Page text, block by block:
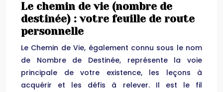
Le chemin de vie (nombre de
destinée) : votre feuille de route
personnelle
Le Chemin de Vie, également connu sous le nom
de Nombre de Destinée, représente la voie
principale de votre existence, les leçons à
acquérir et les défis à relever. Il est le fil